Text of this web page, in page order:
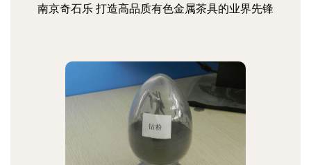
南京奇石乐 打造高品质有色金属茶具的业界先锋